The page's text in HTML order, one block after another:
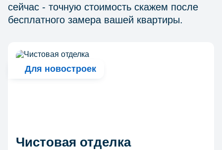
сейчас - точную стоимость скажем после
бесплатного замера вашей квартиры.
Для новостроек
Чистовая отделка